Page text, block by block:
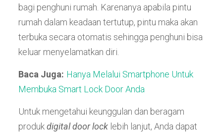
bagi penghuni rumah. Karenanya apabila pintu
rumah dalam keadaan tertutup, pintu maka akan
terbuka secara otomatis sehingga penghuni bisa
keluar menyelamatkan diri.
Baca Juga: Hanya Melalui Smartphone Untuk
Membuka Smart Lock Door Anda
Untuk mengetahui keunggulan dan beragam
produkdigital door locklebih lanjut, Anda dapat